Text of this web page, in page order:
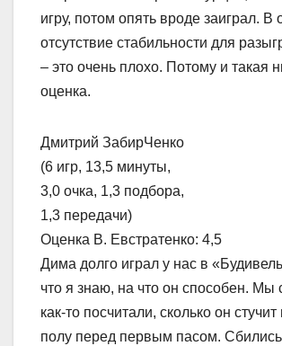
игру, потом опять вроде заиграл. В
отсутствие стабильности для
– это очень плохо. Потому и такая
оценка.
Дмитрий ЗабирЧенко
(6 игр, 13,5 минуты,
3,0 очка, 1,3 подбора,
1,3 передачи)
Оценка В. Евстратенко: 4,5
Дима долго играл у нас в
что я знаю, на что он способен. Мы
как-то посчитали, сколько он
полу перед первым пасом.